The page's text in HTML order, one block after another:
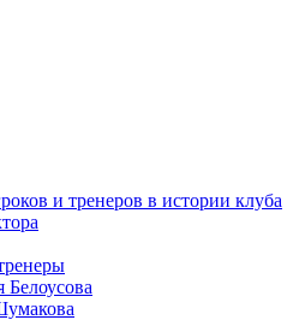
и тренеров в истории клуба